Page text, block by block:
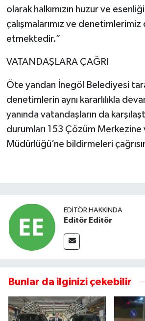
olarak halkımızın huzur ve
çalışmalarımız ve denetimlerimiz
etmektedir.”
VATANDAŞLARA ÇAĞRI
Öte yandan İnegöl Belediyesi
denetimlerin aynı kararlılıkla
yanında vatandaşların da
durumları 153 Çözüm Merkezine
Müdürlüğü’ne bildirmeleri
EDITÖR HAKKINDA
Editör Editör
Bunlar da ilginizi çekebilir